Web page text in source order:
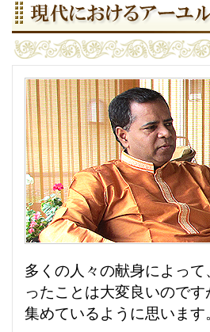
多くの人々の献身によっ
ったことは大変良いので
集めているように思います